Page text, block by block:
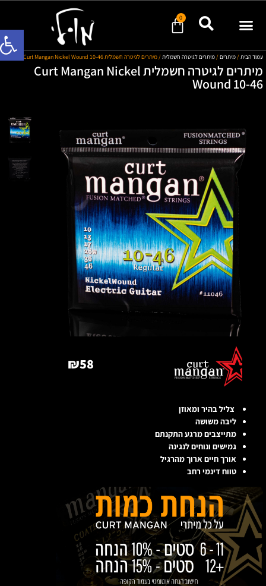
פתח
0
עמוד הבית/מיתרים/מיתרים לגיטרה חשמלית/ מיתרים לגיטרה חשמלית Curt Mangan Nickel Wound 10-46
מיתרים לגיטרה חשמלית Curt Mangan Nickel
Wound 10-46
₪58
צליל בהיר ומאוזן
ליבה משושה
מתייצבים מרגע התקנתם
גמישים ונוחים לנגינה
אורך חיים ארוך מהרגיל
טווח דינמי רחב